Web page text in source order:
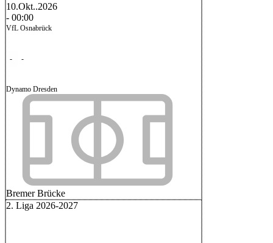
10.Okt..2026
- 00:00
VfL Osnabrück
- -
Dynamo Dresden
Bremer Brücke
2. Liga 2026-2027